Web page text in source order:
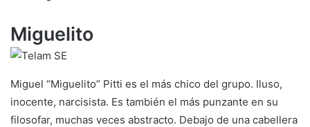
Miguelito
Miguel “Miguelito” Pitti es el más chico del grupo. Iluso,
inocente, narcisista. Es también el más punzante en su
filosofar, muchas veces abstracto. Debajo de una cabellera